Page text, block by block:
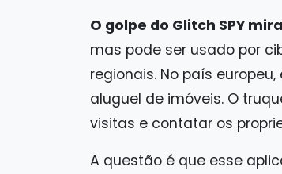
O golpe do Glitch SPY
mas pode ser usado por
regionais. No país
aluguel de imóveis. O
visitas e contatar os
A questão é que esse